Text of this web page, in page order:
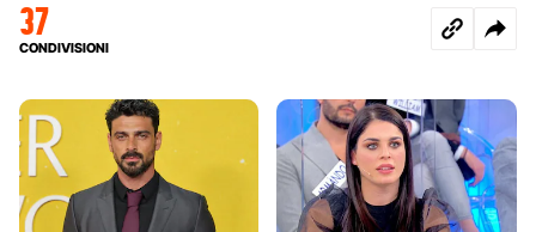
37
CONDIVISIONI